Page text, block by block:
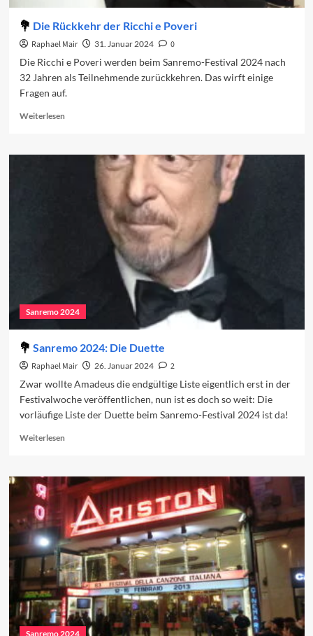
Die Rückkehr der Ricchi e Poveri
Raphael Mair 31. Januar 2024
0
Die Ricchi e Poveri werden beim Sanremo-Festival 2024 nach
32 Jahren als Teilnehmende zurückkehren. Das wirft einige
Fragen auf.
WeiterlesenRead
Die
Sanremo 2024
Sanremo 2024: Die Duette
Raphael Mair 26. Januar 2024
2
Zwar wollte Amadeus die endgültige Liste eigentlich erst in der
Festivalwoche veröffentlichen, nun ist es doch so weit: Die
vorläufige Liste der Duette beim Sanremo-Festival 2024 ist da!
WeiterlesenRead
Sanremo
2024:
Duette
Sanremo 2024